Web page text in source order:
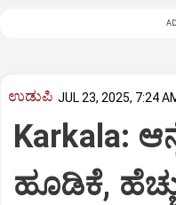
ಉಡುಪಿ JUL 23, 2025, 7:24
Karkala:
ಹೂಡಿಕೆ,